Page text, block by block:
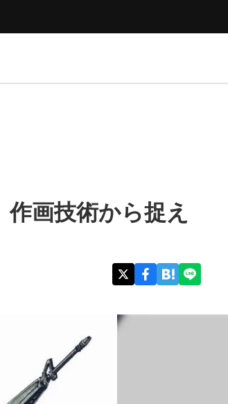
画技術から捉え